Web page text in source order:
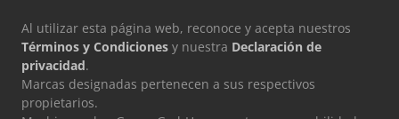
Al utilizar esta página web, reconoce y acepta nuestros
Términos y Condiciones y nuestra Declaración de
privacidad.
Marcas designadas pertenecen a sus respectivos
propietarios.